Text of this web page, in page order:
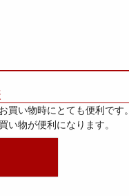
買い物時にとても便利です。
い物が便利になります。